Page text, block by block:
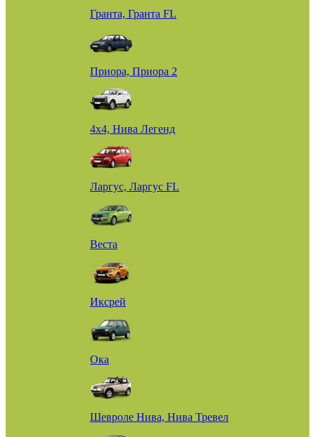
Гранта, Гранта FL
Приора, Приора 2
4х4, Нива Легенд
Ларгус, Ларгус FL
Веста
Иксрей
Ока
Шевроле Нива, Нива Тревел